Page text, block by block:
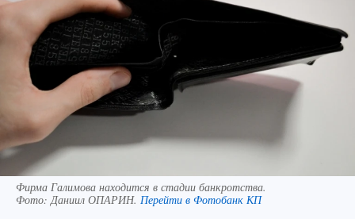
Фирма Галимова находится в стадии банкротства.
Фото: Даниил ОПАРИН. Перейти в Фотобанк КП